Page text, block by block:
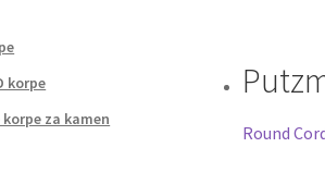
Round
korpe
za kamen